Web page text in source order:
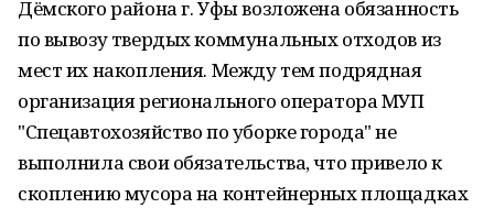
Дёмского района г. Уфы возложена обязанность
по вывозу твердых коммунальных отходов из
мест их накопления. Между тем подрядная
организация регионального оператора МУП
"Спецавтохозяйство по уборке города" не
выполнила свои обязательства, что привело к
скоплению мусора на контейнерных площадках